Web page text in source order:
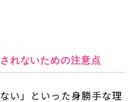
れないための注意点
い」といった身勝手な理